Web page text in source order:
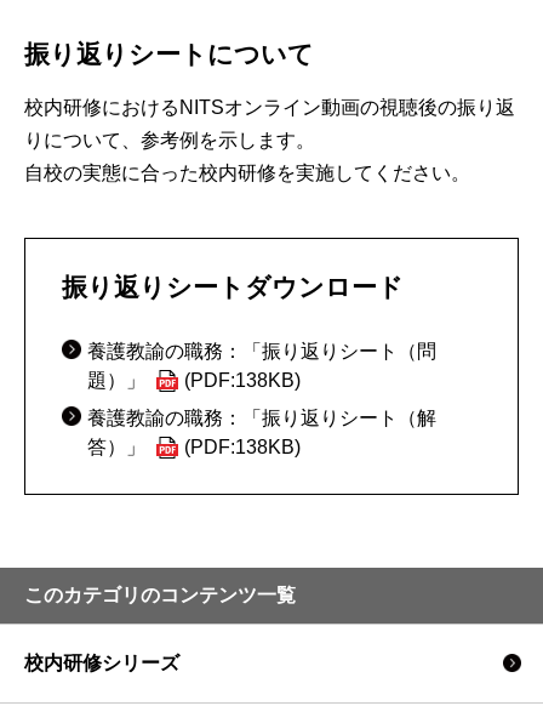
振り返りシートについて
校内研修におけるNITSオンライン動画の視聴後の振り返
りについて、参考例を示します。
自校の実態に合った校内研修を実施してください。
振り返りシートダウンロード
養護教諭の職務：「振り返りシート（問
題）」
(PDF:138KB)
養護教諭の職務：「振り返りシート（解
答）」
(PDF:138KB)
このカテゴリのコンテンツ一覧
校内研修シリーズ